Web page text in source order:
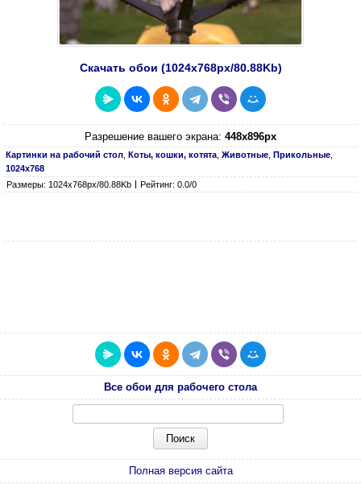
Скачать обои (1024х768px/80.88Kb)
Разрешение вашего экрана: 448x896px
Картинки на рабочий стол Коты, кошки, котята Животные Прикольные
1024х768
Размеры: 1024х768px/80.88Kb
Рейтинг: 0.0/0
Все обои для рабочего стола
Полная версия сайта